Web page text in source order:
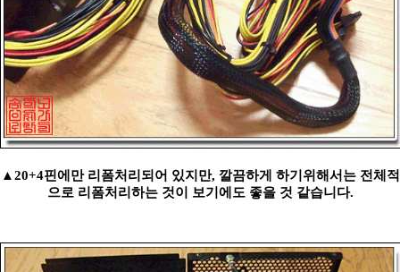
▲20+4핀에만 리폼처리되어 있지만, 깔끔하게 하기위해서는 전체적
으로 리폼처리하는 것이 보기에도 좋을 것 같습니다.